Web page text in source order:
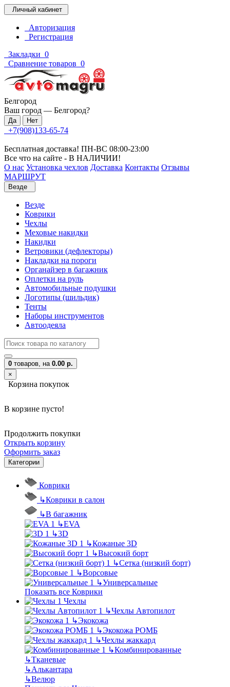
Личный кабинет
Авторизация
Регистрация
Закладки 0
Сравнение товаров 0
Белгород
Ваш город — Белгород?
+7(908)133-65-74
Бесплатная доставка! ПН-ВС 08:00-23:00
Все что на сайте - В НАЛИЧИИ!
О нас Установка чехлов Доставка Контакты Отзывы
МАРШРУТ
Везде
Везде
Коврики
Чехлы
Меховые накидки
Накидки
Ветровики (дефлекторы)
Накладки на пороги
Органайзер в багажник
Оплетки на руль
Автомобильные подушки
Логотипы (шильдик)
Тенты
Наборы инструментов
Автоодеяла
0 товаров, на 0.00 р.
×
Корзина покупок
В корзине пусто!
Продолжить покупки
Открыть корзину
Оформить заказ
Категории
Коврики
↳Коврики в салон
↳В багажник
↳EVA
↳3D
↳Кожаные 3D
↳Высокий борт
↳Сетка (низкий борт)
↳Ворсовые
↳Универсальные
Показать все Коврики
Чехлы
↳Чехлы Автопилот
↳Экокожа
↳Экокожа РОМБ
↳Чехлы жаккард
↳Комбинированные
↳Тканевые
↳Алькантара
↳Велюр